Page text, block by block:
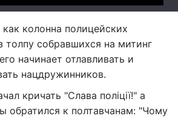
колонна полицейских
толпу собравшихся на митинг
начинает отлавливать и
нацдружинников.
кричать "Слава поліції!" а
обратился к полтавчанам: "Чому